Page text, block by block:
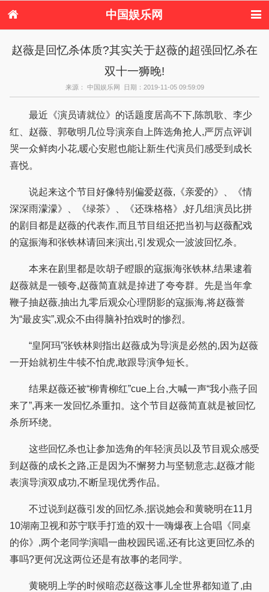
中国娱乐网
港台娱乐
日本娱乐 韩国娱乐
欧美娱乐
音乐新闻 影视新闻
港台明星八卦
日本韩国明星
欧美明星八卦
赵薇是回忆杀体质?其实关于赵薇的超强回忆杀在
双十一狮晚!
来源： 中国娱乐网 日期：2019-11-05 09:59:09
最近《演员请就位》的话题度居高不下,陈凯歌、李少
红、赵薇、郭敬明几位导演亲自上阵选角抢人,严厉点评训
哭一众鲜肉小花,暖心安慰也能让新生代演员们感受到成长
喜悦。
说起来这个节目好像特别偏爱赵薇,《亲爱的》、《情
深深雨濛濛》、《绿茶》、《还珠格格》,好几组演员比拼
的剧目都是赵薇的代表作,而且节目组还把当初与赵薇配戏
的寇振海和张铁林请回来演出,引发观众一波波回忆杀。
本来在剧里都是吹胡子瞪眼的寇振海张铁林,结果逮着
赵薇就是一顿夸,赵薇简直就是掉进了夸夸群。先是当年拿
鞭子抽赵薇,抽出九零后观众心理阴影的寇振海,将赵薇誉
为“最皮实”,观众不由得脑补拍戏时的惨烈。
“皇阿玛”张铁林则指出赵薇成为导演是必然的,因为赵薇
一开始就初生牛犊不怕虎,敢跟导演争短长。
结果赵薇还被“柳青柳红”cue上台,大喊一声“我小燕子回
来了”,再来一发回忆杀重扣。这个节目赵薇简直就是被回忆
杀所环绕。
这些回忆杀也让参加选角的年轻演员以及节目观众感受
到赵薇的成长之路,正是因为不懈努力与坚韧意志,赵薇才能
表演导演双成功,不断呈现优秀作品。
不过说到赵薇引发的回忆杀,据说她会和黄晓明在11月
10湖南卫视和苏宁联手打造的双十一嗨爆夜上合唱《同桌
的你》,两个老同学演唱一曲校园民谣,还有比这更回忆杀的
事吗?更何况这两位还是有故事的老同学。
黄晓明上学的时候暗恋赵薇这事儿全世界都知道了,由